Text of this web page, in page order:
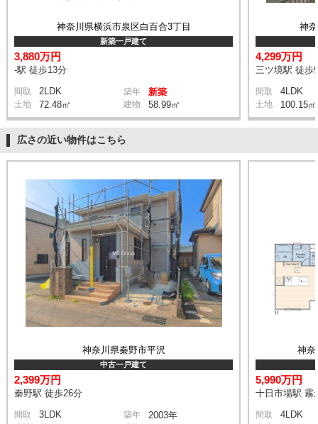
神奈川県横浜市泉区白百合3丁目
新築一戸建て
3,880万円
-駅 徒歩13分
間取 2LDK 築年 新築
土地 72.48㎡ 建物 58.99㎡
神
4,299万円
三ツ境駅 徒歩
間取 4LDK
土地 100.15㎡
広さの近い物件はこちら
神奈川県秦野市平沢
中古一戸建て
2,399万円
秦野駅 徒歩26分
間取 3LDK 築年 2003年
神奈
5,990万円
十日市場駅 霧
間取 4LDK